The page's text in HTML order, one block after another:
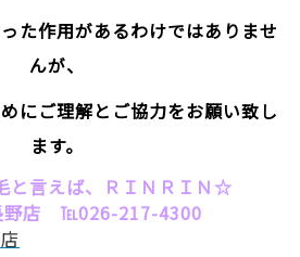
た作用があるわけではありませ
んが、
にご理解とご協力をお願い致し
ます。
と言えば、ＲＩＮＲＩＮ☆
野店 ℡026-217-4300